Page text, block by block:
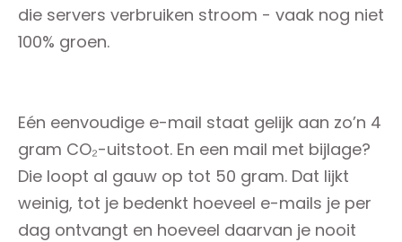
die servers verbruiken stroom - vaak nog niet
100% groen.
Eén eenvoudige e-mail staat gelijk aan zo’n 4
gram CO₂-uitstoot. En een mail met bijlage?
Die loopt al gauw op tot 50 gram. Dat lijkt
weinig, tot je bedenkt hoeveel e-mails je per
dag ontvangt en hoeveel daarvan je nooit